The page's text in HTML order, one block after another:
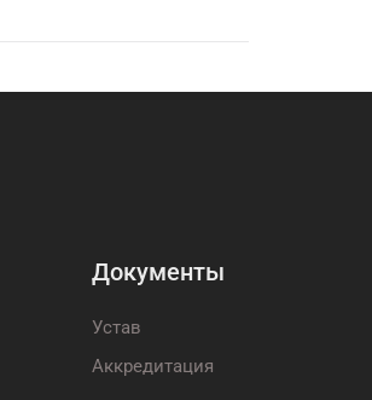
Документы
Устав
Аккредитация